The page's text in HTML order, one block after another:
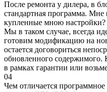
После ремонта у дилера, в
стандартная программа. Мне
купленные мною настройки?
Мы в таком случае, всегда
готовим модификацию на
остается договориться
обновленного содержимого.
в рамках гарантии или
04
Чем отличается